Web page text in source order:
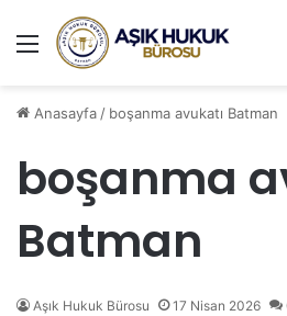
Menü
Anasayfa/ boşanma avukatı Batman
boşanma
Batman
Aşık Hukuk Bürosu 17 Nisan 2026